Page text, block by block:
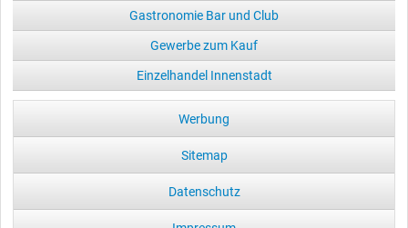
Gastronomie Bar und Club
Gewerbe zum Kauf
Einzelhandel Innenstadt
Werbung
Sitemap
Datenschutz